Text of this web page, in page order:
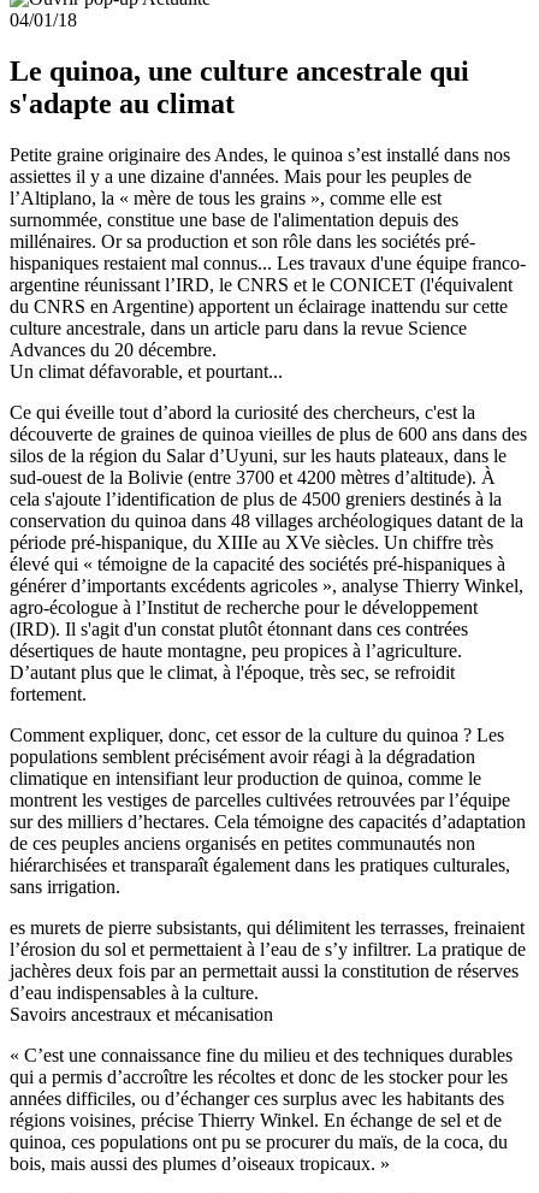
04/01/18
Le quinoa, une culture ancestrale qui
s'adapte au climat
Petite graine originaire des Andes, le quinoa s’est installé dans nos
assiettes il y a une dizaine d'années. Mais pour les peuples de
l’Altiplano, la « mère de tous les grains », comme elle est
surnommée, constitue une base de l'alimentation depuis des
millénaires. Or sa production et son rôle dans les sociétés pré-
hispaniques restaient mal connus... Les travaux d'une équipe franco-
argentine réunissant l’IRD, le CNRS et le CONICET (l'équivalent
du CNRS en Argentine) apportent un éclairage inattendu sur cette
culture ancestrale, dans un article paru dans la revue Science
Advances du 20 décembre.
Un climat défavorable, et pourtant...
Ce qui éveille tout d’abord la curiosité des chercheurs, c'est la
découverte de graines de quinoa vieilles de plus de 600 ans dans des
silos de la région du Salar d’Uyuni, sur les hauts plateaux, dans le
sud-ouest de la Bolivie (entre 3700 et 4200 mètres d’altitude). À
cela s'ajoute l’identification de plus de 4500 greniers destinés à la
conservation du quinoa dans 48 villages archéologiques datant de la
période pré-hispanique, du XIIIe au XVe siècles. Un chiffre très
élevé qui « témoigne de la capacité des sociétés pré-hispaniques à
générer d’importants excédents agricoles », analyse Thierry Winkel,
agro-écologue à l’Institut de recherche pour le développement
(IRD). Il s'agit d'un constat plutôt étonnant dans ces contrées
désertiques de haute montagne, peu propices à l’agriculture.
D’autant plus que le climat, à l'époque, très sec, se refroidit
fortement.
Comment expliquer, donc, cet essor de la culture du quinoa ? Les
populations semblent précisément avoir réagi à la dégradation
climatique en intensifiant leur production de quinoa, comme le
montrent les vestiges de parcelles cultivées retrouvées par l’équipe
sur des milliers d’hectares. Cela témoigne des capacités d’adaptation
de ces peuples anciens organisés en petites communautés non
hiérarchisées et transparaît également dans les pratiques culturales,
sans irrigation.
es murets de pierre subsistants, qui délimitent les terrasses, freinaient
l’érosion du sol et permettaient à l’eau de s’y infiltrer. La pratique de
jachères deux fois par an permettait aussi la constitution de réserves
d’eau indispensables à la culture.
Savoirs ancestraux et mécanisation
« C’est une connaissance fine du milieu et des techniques durables
qui a permis d’accroître les récoltes et donc de les stocker pour les
années difficiles, ou d’échanger ces surplus avec les habitants des
régions voisines, précise Thierry Winkel. En échange de sel et de
quinoa, ces populations ont pu se procurer du maïs, de la coca, du
bois, mais aussi des plumes d’oiseaux tropicaux. »